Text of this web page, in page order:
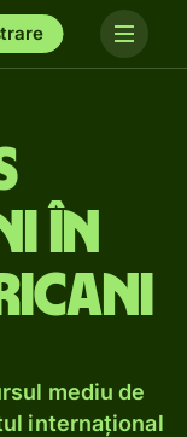
în
mediu de
internațional